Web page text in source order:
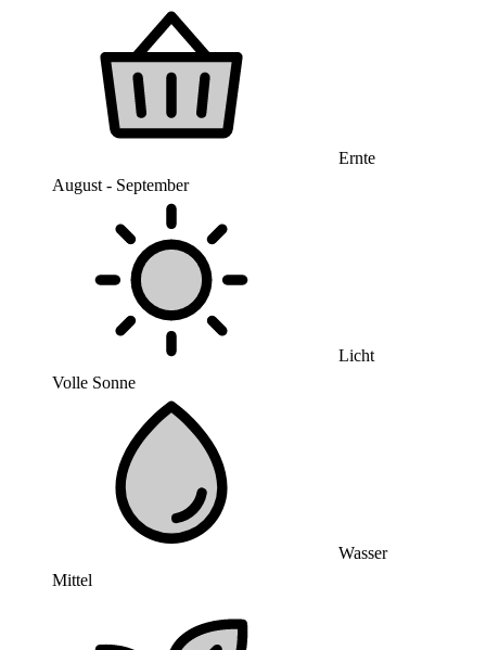
Ernte
August - September
Licht
Volle Sonne
Wasser
Mittel